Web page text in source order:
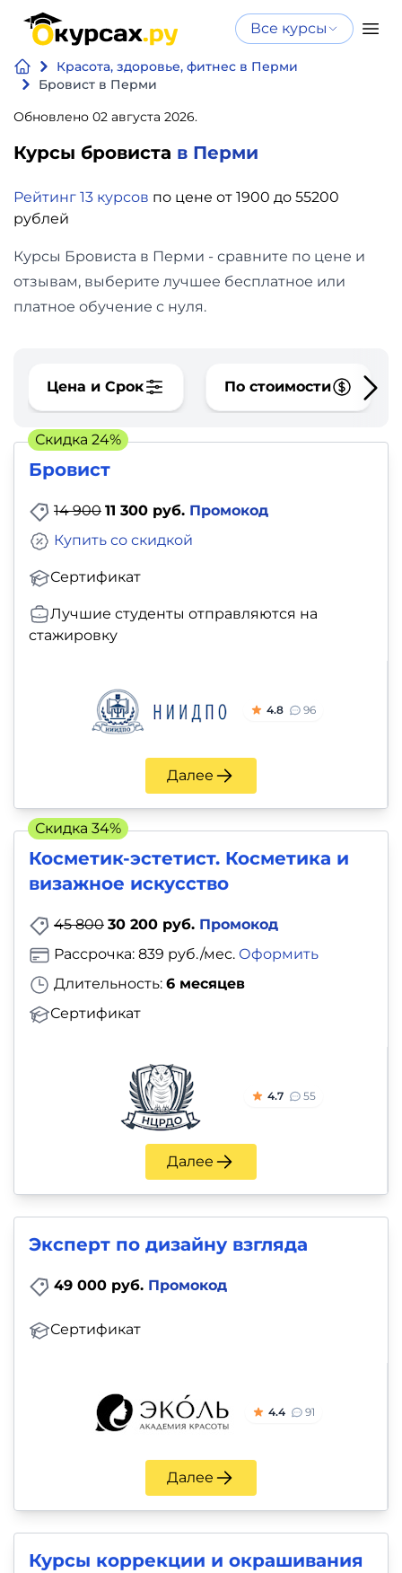
Все курсы
Красота, здоровье, фитнес в Перми
Бровист в Перми
Обновлено 02 августа 2026.
Курсы бровиста в Перми
Рейтинг 13 курсов по цене от 1900 до 55200
рублей
Курсы Бровиста в Перми - сравните по цене и
отзывам, выберите лучшее бесплатное или
платное обучение с нуля.
Цена и Срок По стоимости
Бровист
14 900 11 300 руб. Промокод
Сертификат
Купить со скидкой
Лучшие студенты отправляются на
стажировку
4.8 96
Далее
Скидка 24%
Косметик-эстетист. Косметика и
визажное искусство
45 800 30 200 руб. Промокод
Длительность: 6 месяцев
Сертификат
Рассрочка: 839 руб./мес. Оформить
4.7 55
Далее
Скидка 34%
Эксперт по дизайну взгляда
49 000 руб. Промокод
Сертификат
4.4 91
Далее
Курсы коррекции и окрашивания
Нейросеть
и ИИ
Программирование
и
Дизайн
Видео,
фото,
аудио
Маркетинг
Иностранный
язык
Для
детей
здоровье,
фитнес
Психология
и
саморазвитие
Прочее
Репетиторы
Тесты
на
Нейросеть и ИИ
интеллекту
Бесплатно